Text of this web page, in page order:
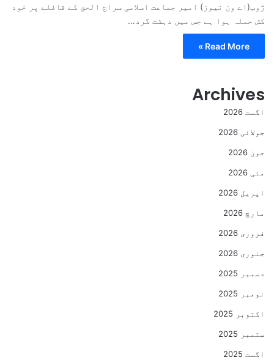
ژوب(اے ون نیوز) امیر جماعت اسلامی سراج الحق کے قافلے پر خود
کش حملہ ہوا ہے جس میں دہشت گرد…
Read More »
Archives
اگست 2026
جولائی 2026
جون 2026
مئی 2026
اپریل 2026
مارچ 2026
فروری 2026
جنوری 2026
دسمبر 2025
نومبر 2025
اکتوبر 2025
ستمبر 2025
اگست 2025